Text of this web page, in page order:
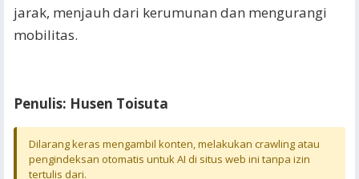
jarak, menjauh dari kerumunan dan mengurangi
mobilitas.
Penulis: Husen Toisuta
Dilarang keras mengambil konten, melakukan crawling atau
pengindeksan otomatis untuk AI di situs web ini tanpa izin
tertulis dari.